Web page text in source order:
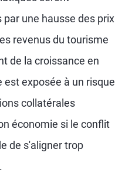
une hausse des prix
revenus du tourisme
de la croissance en
est exposée à un risque
collatérales
économie si le conflit
de s'aligner trop